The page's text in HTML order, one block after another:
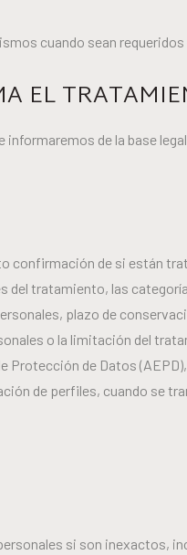
cuando sean
EL
de la base
confirmación de si están
tratamiento, las
plazo de
o la limitación del
Protección de Datos
de perfiles, cuando se
si son inexactos,